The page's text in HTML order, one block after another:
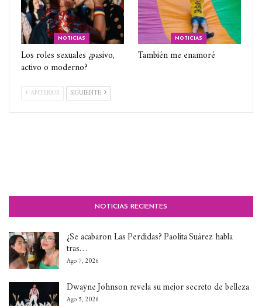
NOTICIAS
Los roles sexuales ¿pasivo,
activo o moderno?
NOTICIAS
También me enamoré
ANTERIOR SIGUIENTE
NOTICIAS RECIENTES
¿Se acabaron Las Perdidas? Paolita Suárez habla
tras…
Ago 7, 2026
Dwayne Johnson revela su mejor secreto de belleza
Ago 5, 2026